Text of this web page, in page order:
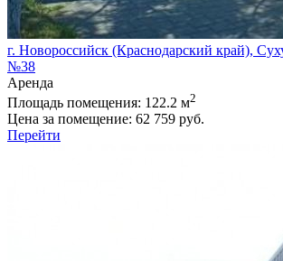
г. Новороссийск (Краснодарский край),
№38
Аренда
Площадь помещения: 122.2 м2
Цена за помещение: 62 759 руб.
Перейти